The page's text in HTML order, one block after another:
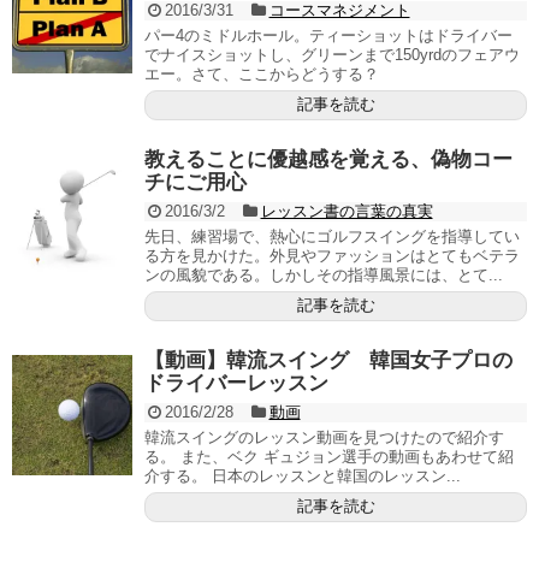
2016/3/31
コースマネジメント
パー4のミドルホール。ティーショットはドライバー
でナイスショットし、グリーンまで150yrdのフェアウ
エー。さて、ここからどうする？
記事を読む
教えることに優越感を覚える、偽物コー
チにご用心
2016/3/2
レッスン書の言葉の真実
先日、練習場で、熱心にゴルフスイングを指導してい
る方を見かけた。外見やファッションはとてもベテラ
ンの風貌である。しかしその指導風景には、とて...
記事を読む
【動画】韓流スイング 韓国女子プロの
ドライバーレッスン
2016/2/28
動画
韓流スイングのレッスン動画を見つけたので紹介す
る。 また、ベク ギュジョン選手の動画もあわせて紹
介する。 日本のレッスンと韓国のレッスン...
記事を読む